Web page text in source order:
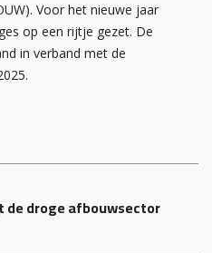
Voor het nieuwe jaar
op een rijtje gezet. De
in verband met de
de droge afbouwsector